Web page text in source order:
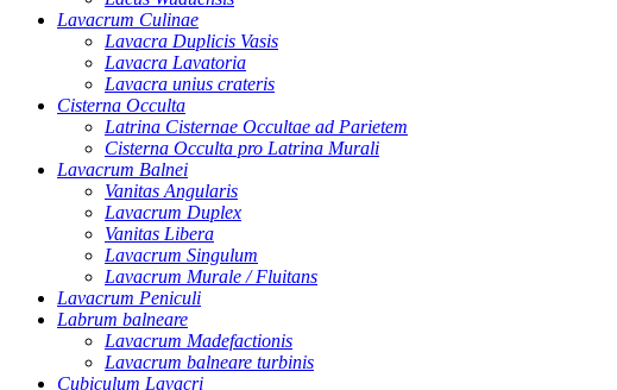
Lavacrum Culinae
Lavacra Duplicis Vasis
Lavacra Lavatoria
Lavacra unius crateris
Cisterna Occulta
Latrina Cisternae Occultae ad Parietem
Cisterna Occulta pro Latrina Murali
Lavacrum Balnei
Vanitas Angularis
Lavacrum Duplex
Vanitas Libera
Lavacrum Singulum
Lavacrum Murale / Fluitans
Lavacrum Peniculi
Labrum balneare
Lavacrum Madefactionis
Lavacrum balneare turbinis
Cubiculum Lavacri